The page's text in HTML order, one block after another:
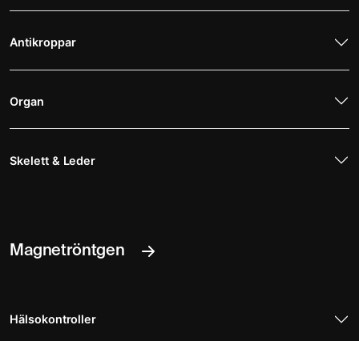
Antikroppar
Organ
Skelett & Leder
Magnetröntgen
Hälsokontroller